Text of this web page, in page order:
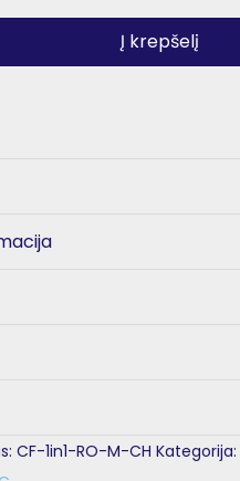
Į krepšelį
CF-1in1-RO-M-CH Kategorija: